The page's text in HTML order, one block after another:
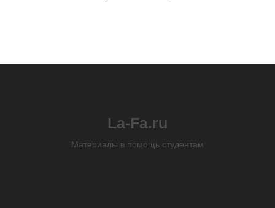
La-Fa.ru
Материалы в помощь студентам